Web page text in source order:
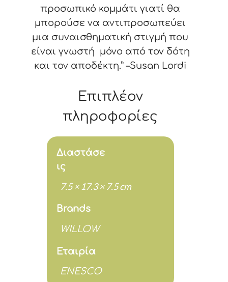
προσωπικό κομμάτι γιατί θα
μπορούσε να αντιπροσωπεύει
μια συναισθηματική στιγμή που
είναι γνωστή μόνο από τον δότη
και τον αποδέκτη.” –Susan Lordi
Επιπλέον
πληροφορίες
Διαστάσε
ις
7.5 × 17.3 × 7.5 cm
Brands
WILLOW
Εταιρία
ENESCO